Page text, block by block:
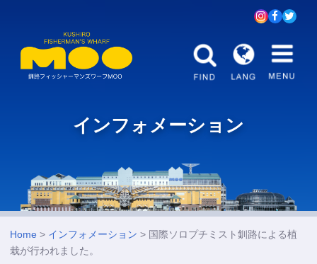
インフォメーション
Home > インフォメーション > 国際ソロプチミスト釧路による植
栽が行われました。